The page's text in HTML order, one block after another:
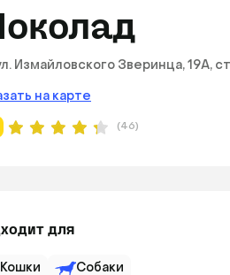
Измайловского Зверинца, 19А,
на карте
(46)
для
Кошки Собаки